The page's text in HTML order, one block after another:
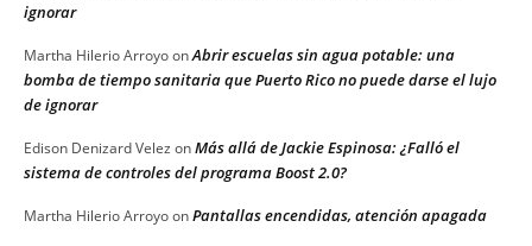
ignorar
Martha Hilerio ArroyoonAbrir escuelas sin agua potable: una
bomba de tiempo sanitaria que Puerto Rico no puede darse el lujo
de ignorar
Edison Denizard Velez onMás allá de Jackie Espinosa: ¿Falló el
sistema de controles del programa Boost 2.0?
Martha Hilerio ArroyoonPantallas encendidas, atención apagada